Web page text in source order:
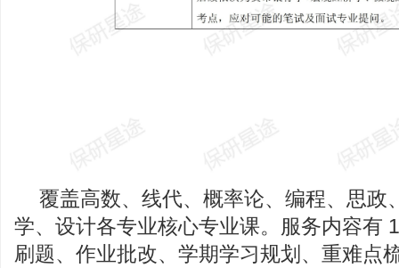
覆盖高数、线代、概率论、编程、思政
学、设计各专业核心专业课。服务内容有
刷题、作业批改、学期学习规划、重难点